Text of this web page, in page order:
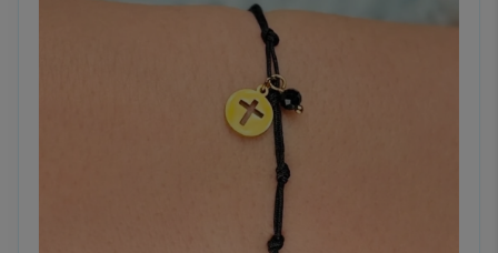
Każdy projekt powstaje ręcznie, na indywidualne zamówienie, z
Odcienie mogą się nieznacznie różnić - bo każda droga do
Mała Rzecz. Wielkie Przesłanie.